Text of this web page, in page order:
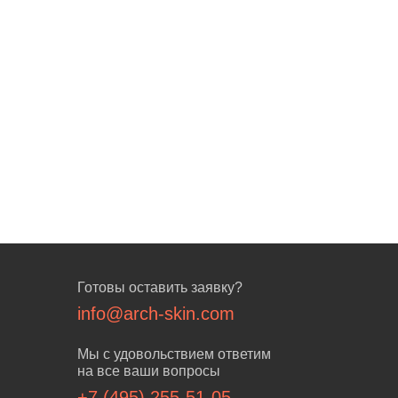
Готовы оставить заявку?
info@arch-skin.com
Мы с удовольствием ответим
на все ваши вопросы